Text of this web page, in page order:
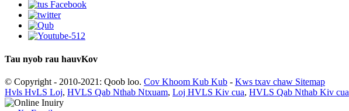
Tau nyob rau hauvKov
© Copyright - 2010-2021: Qoob loo. Cov Khoom Kub Kub - Kws txav chaw Sitemap
Hvls HvLS Loj, HVLS Qab Nthab Ntxuam, Loj HVLS Kiv cua, HVLS Qab Nthab Kiv cua